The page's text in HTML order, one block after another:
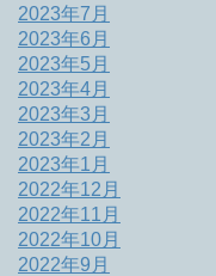
2023年7月
2023年6月
2023年5月
2023年4月
2023年3月
2023年2月
2023年1月
2022年12月
2022年11月
2022年10月
2022年9月